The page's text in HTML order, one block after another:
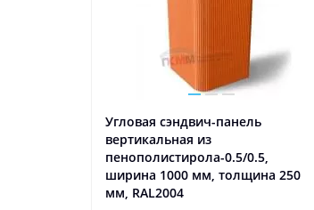
Угловая сэндвич-панель
вертикальная из
пенополистирола-0.5/0.5,
ширина 1000 мм, толщина 250
мм, RAL2004